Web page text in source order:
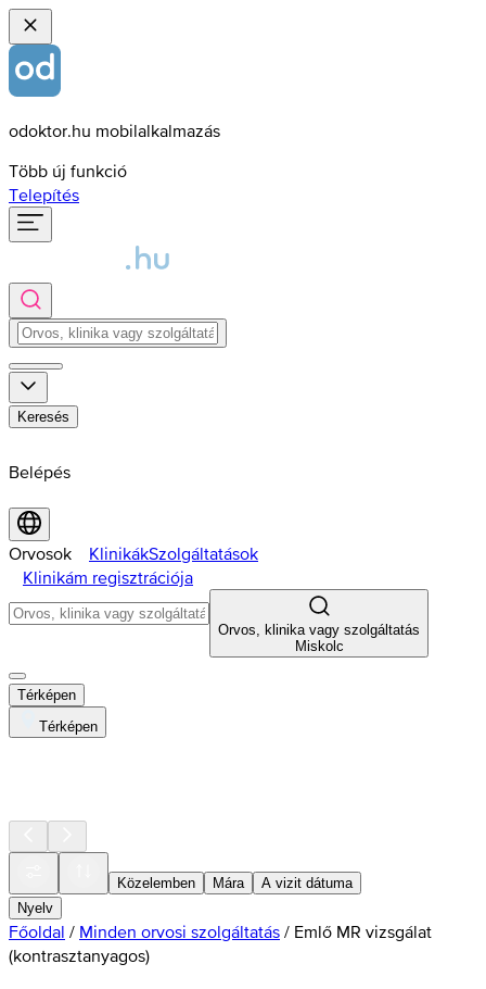
odoktor.hu mobilalkalmazás
Több új funkció
Telepítés
Keresés
Belépés
Orvosok KlinikákSzolgáltatások
Klinikám regisztrációja
Orvos, klinika vagy szolgáltatás
Miskolc
Térképen
Térképen
Közelemben Mára
A vizit dátuma
Nyelv
Főoldal / Minden orvosi szolgáltatás / Emlő MR vizsgálat
(kontrasztanyagos)